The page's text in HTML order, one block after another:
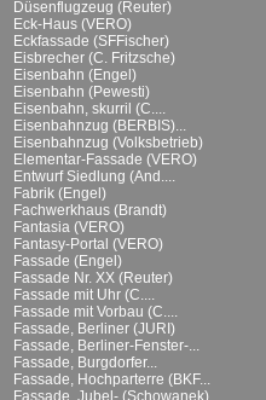
Düsenflugzeug (Reuter)
Eck-Haus (VERO)
Eckfassade (SFFischer)
Eisbrecher (C. Fritzsche)
Eisenbahn (Engel)
Eisenbahn (Pewesti)
Eisenbahn, skurril (C....
Eisenbahnzug (BERBIS)...
Eisenbahnzug (Volksbetrieb)
Elementar-Fassade (VERO)
Entwurf Siedlung (And....
Fabrik (Engel)
Fachwerkhaus (Brandt)
Fantasia (VERO)
Fantasy-Portal (VERO)
Fassade (Engel)
Fassade Nr. XX (Reuter)
Fassade mit Uhr (C....
Fassade mit Vorbau (C....
Fassade, Berliner (JURI)
Fassade, Berliner-Fenster-...
Fassade, Burgdorfer...
Fassade, Hochparterre (BKF...
Fassade, Jubel- (Schowanek)